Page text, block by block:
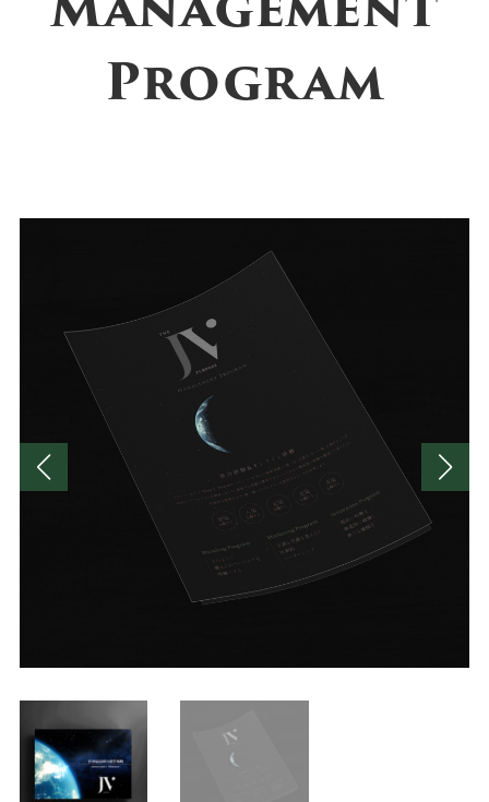
Program